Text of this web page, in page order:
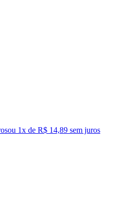
ou 1x de R$ 14,89 sem juros